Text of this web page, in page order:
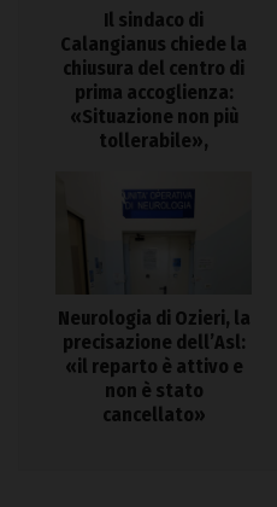
Il sindaco di
Calangianus chiede la
chiusura del centro di
prima accoglienza:
«Situazione non più
tollerabile»,
Neurologia di Ozieri, la
precisazione dell’Asl:
«il reparto è attivo e
non è stato
cancellato»